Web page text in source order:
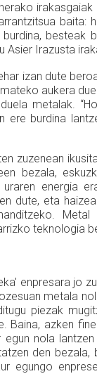
baita:
besteak
Asier Irazusta
izan dute
aukera
metalak.
burdina
zuzenean
bezala,
energia
dute, eta
teknologia
enpresara jo
metala
piezak
Baina, azken
nola
den
egungo